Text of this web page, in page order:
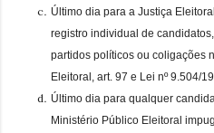
Último dia para a Justiça
registro individual de
partidos políticos ou coligações
Eleitoral, art. 97 e Lei nº 9.504/
Último dia para qualquer
Ministério Público Eleitoral